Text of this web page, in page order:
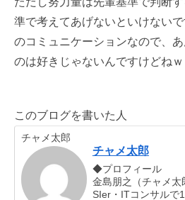
準で考えてあげないといけない
のコミュニケーションなので、
のは好きじゃないんですけどねｗ
このブログを書いた人
チャメ太郎
チャメ太郎
◆プロフィール
金島朋之（チャメ太
SIer・ITコンサルで